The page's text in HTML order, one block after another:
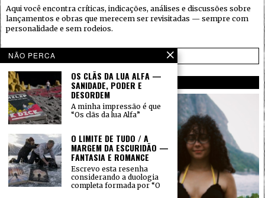
Aqui você encontra críticas, indicações, análises e discussões sobre
lançamentos e obras que merecem ser revisitadas — sempre com
personalidade e sem rodeios.
AUTORES
NÃO PERCA
OS CLÃS DA LUA ALFA —
SANIDADE, PODER E
DESORDEM
A minha impressão é que
“Os clãs da lua Alfa”
O LIMITE DE TUDO / A
MARGEM DA ESCURIDÃO —
FANTASIA E ROMANCE
Escrevo esta resenha
considerando a duologia
completa formada por “O